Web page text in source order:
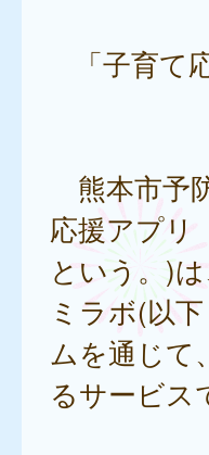
「子育
熊本市予
応援アプ
という。)
ミラボ(以
ムを通じて
るサービス